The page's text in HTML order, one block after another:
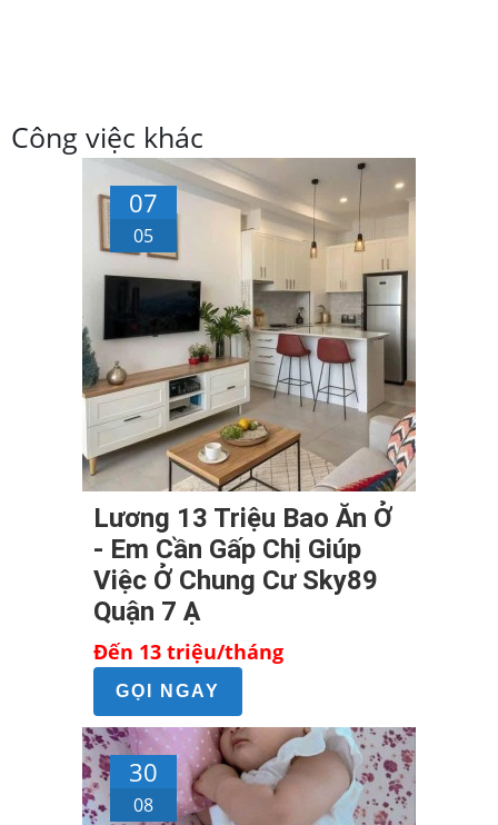
Công việc khác
07
05
Lương 13 Triệu Bao Ăn Ở
- Em Cần Gấp Chị Giúp
Việc Ở Chung Cư Sky89
Quận 7 Ạ
Đến 13 triệu/tháng
GỌI NGAY
30
08